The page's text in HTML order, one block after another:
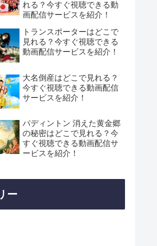
れる？今すぐ視聴できる動
画配信サービスを紹介！
トランスポーターはどこで
見れる？今すぐ視聴できる
動画配信サービスを紹介！
大名倒産はどこで見れる？
今すぐ視聴できる動画配信
サービスを紹介！
パディントン 消えた黄金郷
の秘密はどこで見れる？今
すぐ視聴できる動画配信サ
ービスを紹介！
ー